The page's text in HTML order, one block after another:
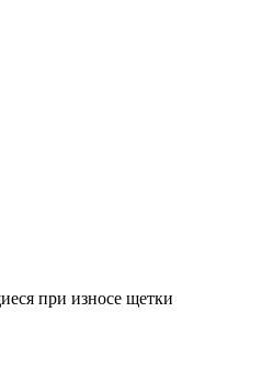
при износе щетки